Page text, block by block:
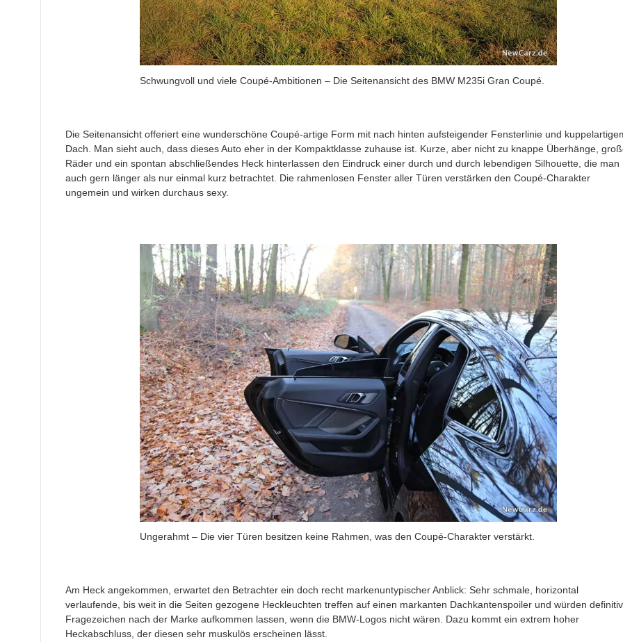
Schwungvoll und viele Coupé-Ambitionen – Die Seitenansicht des BMW M235i Gran Coupé.
Die Seitenansicht offeriert eine wunderschöne Coupé-artige Form mit nach hinten aufsteigender Fensterlinie und
Dach. Man sieht auch, dass dieses Auto eher in der Kompaktklasse zuhause ist. Kurze, aber nicht zu knappe Überhänge,
Räder und ein spontan abschließendes Heck hinterlassen den Eindruck einer durch und durch lebendigen Silhouette, die man
auch gern länger als nur einmal kurz betrachtet. Die rahmenlosen Fenster aller Türen verstärken den Coupé-Charakter
ungemein und wirken durchaus sexy.
Ungerahmt – Die vier Türen besitzen keine Rahmen, was den Coupé-Charakter verstärkt.
Am Heck angekommen, erwartet den Betrachter ein doch recht markenuntypischer Anblick: Sehr schmale, horizontal
verlaufende, bis weit in die Seiten gezogene Heckleuchten treffen auf einen markanten Dachkantenspoiler und würden definitiv
Fragezeichen nach der Marke aufkommen lassen, wenn die BMW-Logos nicht wären. Dazu kommt ein extrem hoher
Heckabschluss, der diesen sehr muskulös erscheinen lässt.